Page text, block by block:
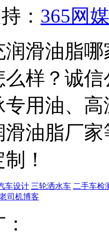
： 365网媒
润滑油脂
么样？诚
用油、
滑油脂厂
！
车设计 三轮洒水车 二手车检
司机博客